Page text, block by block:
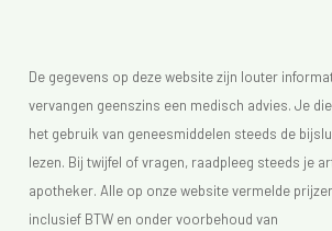
De gegevens op deze website zijn louter
vervangen geenszins een medisch advies. Je
het gebruik van geneesmiddelen steeds de
lezen. Bij twijfel of vragen, raadpleeg steeds je
apotheker. Alle op onze website vermelde
inclusief BTW en onder voorbehoud van